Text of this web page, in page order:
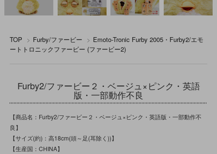
TOP > Furby/ファービー > Emoto-Tronic Furby 2005・Furby2/エモ
ートトロニックファービー (ファービー2)
Furby2/ファービー２・ベージュ×ピンク・英語
版・一部動作不良
【商品名：Furby2/ファービー２・ベージュ×ピンク・英語版・一部動作不
良】
【サイズ(約)：高18cm(頭～足(耳除く))】
【生産国：CHINA】